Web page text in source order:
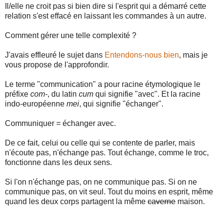
Il/elle ne croit pas si bien dire si l'esprit qui a démarré cette
relation s'est effacé en laissant les commandes à un autre.
Comment gérer une telle complexité ?
J'avais effleuré le sujet dans Entendons-nous bien, mais je
vous propose de l'approfondir.
Le terme "communication" a pour racine étymologique le
préfixe com-, du latin cum qui signifie "avec". Et la racine
indo-européenne mei, qui signifie "échanger".
Communiquer = échanger avec.
De ce fait, celui ou celle qui se contente de parler, mais
n'écoute pas, n'échange pas. Tout échange, comme le troc,
fonctionne dans les deux sens.
Si l'on n'échange pas, on ne communique pas. Si on ne
communique pas, on vit seul. Tout du moins en esprit, même
quand les deux corps partagent la même caverne maison.